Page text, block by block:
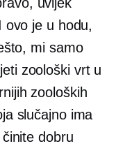
ovo je u hodu,
mi samo
zoološki vrt u
zooloških
slučajno ima
dobru